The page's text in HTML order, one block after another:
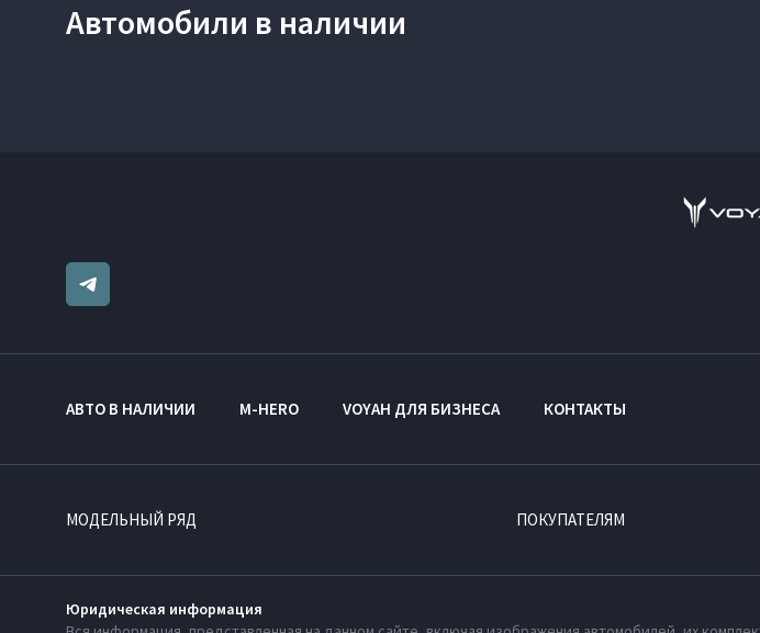
Автомобили в наличии
АВТО В НАЛИЧИИ M-HERO VOYAH ДЛЯ БИЗНЕСА КОНТАКТЫ
МОДЕЛЬНЫЙ РЯД ПОКУПАТЕЛЯМ
Юридическая информация